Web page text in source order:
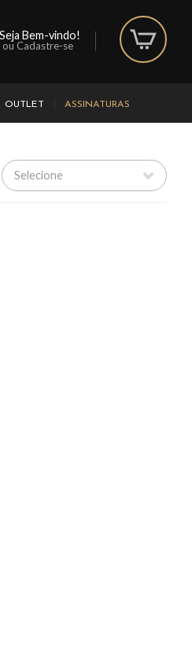
Bem-vindo!
ou Cadastre-se
OUTLET ASSINATURAS